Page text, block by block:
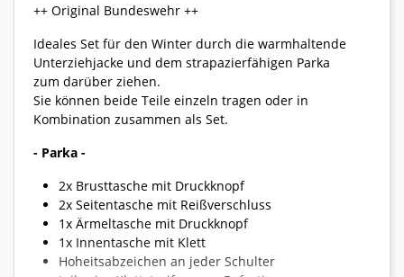
++ Original Bundeswehr ++
Ideales Set für den Winter durch die warmhaltende
Unterziehjacke und dem strapazierfähigen Parka
zum darüber ziehen.
Sie können beide Teile einzeln tragen oder in
Kombination zusammen als Set.
- Parka -
2x Brusttasche mit Druckknopf
2x Seitentasche mit Reißverschluss
1x Ärmeltasche mit Druckknopf
1x Innentasche mit Klett
Hoheitsabzeichen an jeder Schulter